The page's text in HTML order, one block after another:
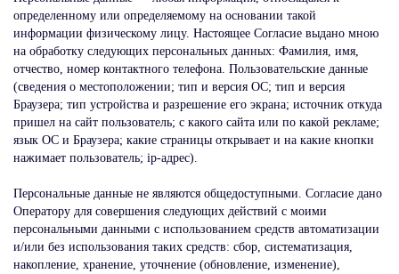
определенному или определяемому на основании такой
информации физическому лицу. Настоящее Согласие выдано мною
на обработку следующих персональных данных: Фамилия, имя,
отчество, номер контактного телефона. Пользовательские данные
(сведения о местоположении; тип и версия ОС; тип и версия
Браузера; тип устройства и разрешение его экрана; источник откуда
пришел на сайт пользователь; с какого сайта или по какой рекламе;
язык ОС и Браузера; какие страницы открывает и на какие кнопки
нажимает пользователь; ip-адрес).
Персональные данные не являются общедоступными. Согласие дано
Оператору для совершения следующих действий с моими
персональными данными с использованием средств автоматизации
и/или без использования таких средств: сбор, систематизация,
накопление, хранение, уточнение (обновление, изменение),